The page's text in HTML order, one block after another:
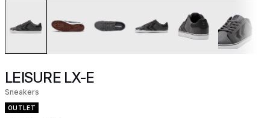
LEISURE LX-E
Sneakers
OUTLET